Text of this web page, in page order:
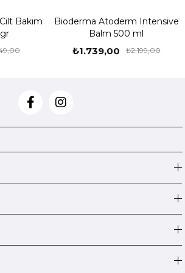
Bakım
Bioderma Atoderm Intensive
Balm 500 ml
₺1.739,00 ₺2.199,00